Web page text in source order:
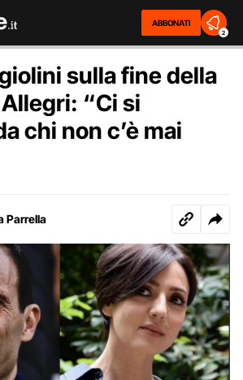
ABBONATI
2
sulla fine della
“Ci si
chi non c’è mai
Parrella